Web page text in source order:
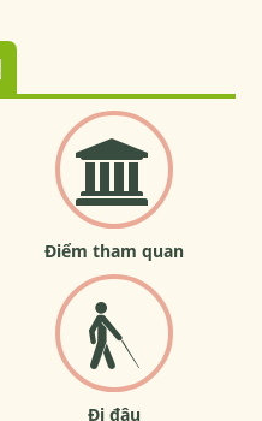
Điểm tham quan
Đi đâu